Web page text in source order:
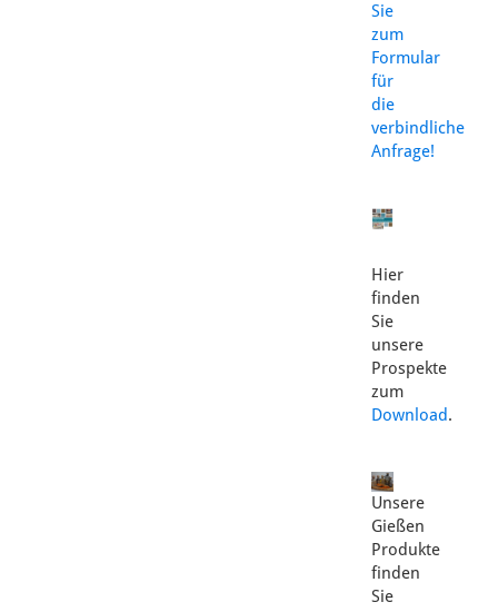
Sie
zum
Formular
für
die
verbindliche
Anfrage!
Hier
finden
Sie
unsere
Prospekte
zum
Download.
Unsere
Gießen
Produkte
finden
Sie